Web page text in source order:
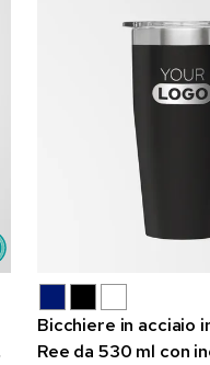
Bicchiere in acciaio
Ree da 530 ml con